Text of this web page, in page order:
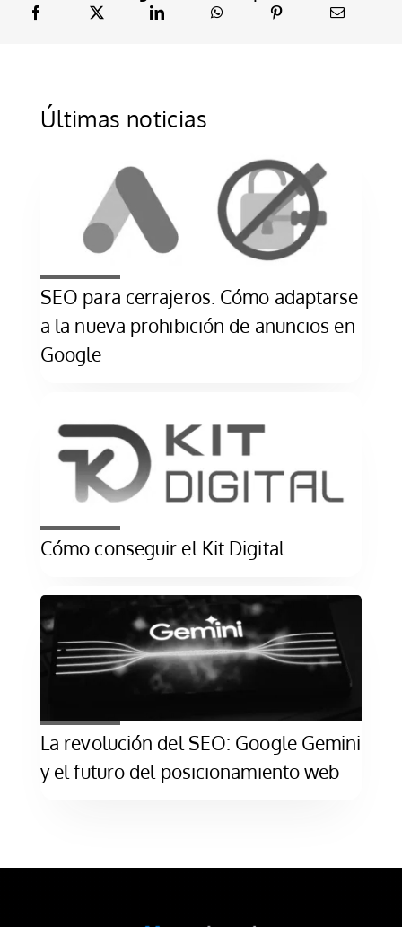
Últimas noticias
SEO para cerrajeros. Cómo adaptarse
a la nueva prohibición de anuncios en
Google
Cómo conseguir el Kit Digital
La revolución del SEO: Google Gemini
y el futuro del posicionamiento web